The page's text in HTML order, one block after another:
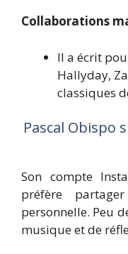
Collaborations
Il a écrit
Hallyday,
classiques
Pascal Obispo
Son compte
préfère
personnelle. Peu
musique et de